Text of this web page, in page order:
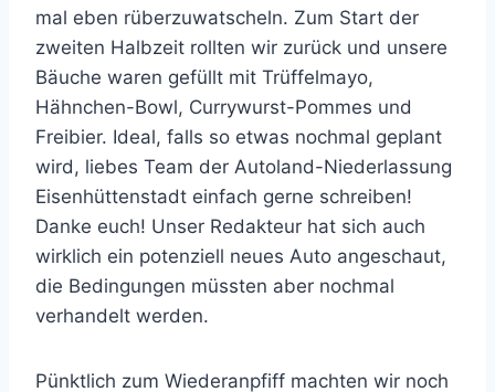
mal eben rüberzuwatscheln. Zum Start der
zweiten Halbzeit rollten wir zurück und unsere
Bäuche waren gefüllt mit Trüffelmayo,
Hähnchen-Bowl, Currywurst-Pommes und
Freibier. Ideal, falls so etwas nochmal geplant
wird, liebes Team der Autoland-Niederlassung
Eisenhüttenstadt einfach gerne schreiben!
Danke euch! Unser Redakteur hat sich auch
wirklich ein potenziell neues Auto angeschaut,
die Bedingungen müssten aber nochmal
verhandelt werden.
Pünktlich zum Wiederanpfiff machten wir noch